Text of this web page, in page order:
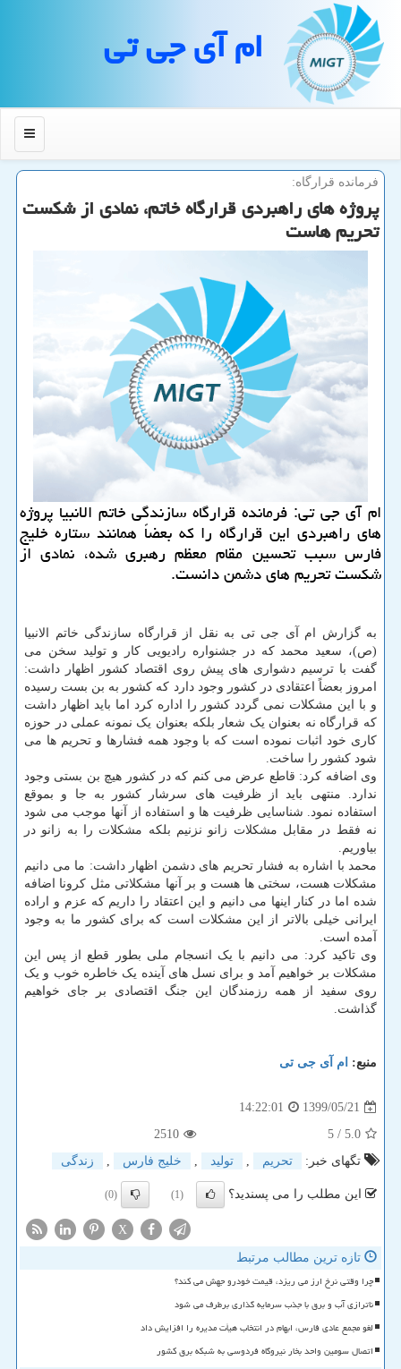
ام آی جی تی
منو
فرمانده قرارگاه:
پروژه های راهبردی قرارگاه خاتم، نمادی از شكست
تحریم هاست
ام آی جی تی: فرمانده قرارگاه سازندگی خاتم الانبیا پروژه
های راهبردی این قرارگاه را كه بعضاً همانند ستاره خلیج
فارس سبب تحسین مقام معظم رهبری شده، نمادی از
شكست تحریم های دشمن دانست.
به گزارش ام آی جی تی به نقل از قرارگاه سازندگی خاتم الانبیا
(ص)، سعید محمد که در جشنواره رادیویی کار و تولید سخن می
گفت با ترسیم دشواری های پیش روی اقتصاد کشور اظهار داشت:
امروز بعضاً اعتقادی در کشور وجود دارد که کشور به بن بست رسیده
و با این مشکلات نمی گردد کشور را اداره کرد اما باید اظهار داشت
که قرارگاه نه بعنوان یک شعار بلکه بعنوان یک نمونه عملی در حوزه
کاری خود اثبات نموده است که با وجود همه فشارها و تحریم ها می
شود کشور را ساخت.
وی اضافه کرد: قاطع عرض می کنم که در کشور هیچ بن بستی وجود
ندارد. منتهی باید از ظرفیت های سرشار کشور به جا و بموقع
استفاده نمود. شناسایی ظرفیت ها و استفاده از آنها موجب می شود
نه فقط در مقابل مشکلات زانو نزنیم بلکه مشکلات را به زانو در
بیاوریم.
محمد با اشاره به فشار تحریم های دشمن اظهار داشت: ما می دانیم
مشکلات هست، سختی ها هست و بر آنها مشکلاتی مثل کرونا اضافه
شده اما در کنار اینها می دانیم و این اعتقاد را داریم که عزم و اراده
ایرانی خیلی بالاتر از این مشکلات است که برای کشور ما به وجود
آمده است.
وی تاکید کرد: می دانیم با یک انسجام ملی بطور قطع از پس این
مشکلات بر خواهیم آمد و برای نسل های آینده یک خاطره خوب و یک
روی سفید از همه رزمندگان این جنگ اقتصادی بر جای خواهیم
گذاشت.
منبع: ام آی جی تی
1399/05/21
14:22:01
5.0
/ 5
2510
تگهای خبر:
تحریم , تولید , خلیج فارس , زندگی
این مطلب را می پسندید؟ (1)
(0)
X
تازه ترین مطالب مرتبط
چرا وقتی نرخ ارز می ریزد، قیمت خودرو جهش می کند؟
ناترازی آب و برق با جذب سرمایه گذاری برطرف می شود
لغو مجمع عادی فارس، ابهام در انتخاب هیأت مدیره را افزایش داد
اتصال سومین واحد بخار نیروگاه فردوسی به شبکه برق کشور